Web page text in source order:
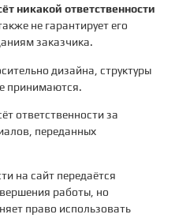
никакой ответственности
не гарантирует его
заказчика.
дизайна, структуры
принимаются.
ответственности за
переданных
на сайт передаётся
работы, но
право использовать